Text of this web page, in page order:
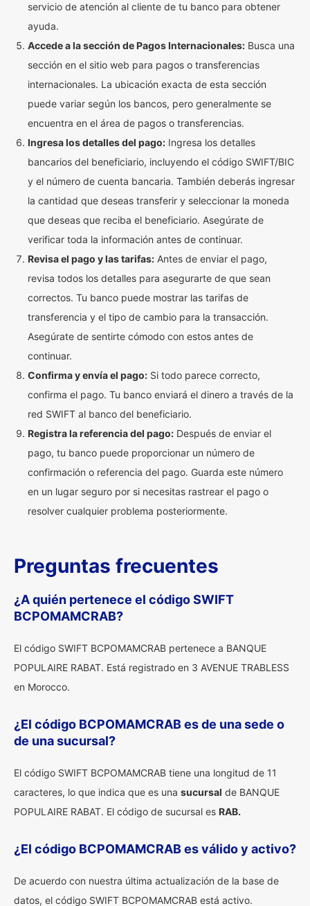
servicio de atención al cliente de tu banco para obtener
ayuda.
Accede a la sección de Pagos Internacionales: Busca una
sección en el sitio web para pagos o transferencias
internacionales. La ubicación exacta de esta sección
puede variar según los bancos, pero generalmente se
encuentra en el área de pagos o transferencias.
Ingresa los detalles del pago: Ingresa los detalles
bancarios del beneficiario, incluyendo el código SWIFT/BIC
y el número de cuenta bancaria. También deberás ingresar
la cantidad que deseas transferir y seleccionar la moneda
que deseas que reciba el beneficiario. Asegúrate de
verificar toda la información antes de continuar.
Revisa el pago y las tarifas: Antes de enviar el pago,
revisa todos los detalles para asegurarte de que sean
correctos. Tu banco puede mostrar las tarifas de
transferencia y el tipo de cambio para la transacción.
Asegúrate de sentirte cómodo con estos antes de
continuar.
Confirma y envía el pago: Si todo parece correcto,
confirma el pago. Tu banco enviará el dinero a través de la
red SWIFT al banco del beneficiario.
Registra la referencia del pago: Después de enviar el
pago, tu banco puede proporcionar un número de
confirmación o referencia del pago. Guarda este número
en un lugar seguro por si necesitas rastrear el pago o
resolver cualquier problema posteriormente.
Preguntas frecuentes
¿A quién pertenece el código SWIFT
BCPOMAMCRAB?
El código SWIFT BCPOMAMCRAB pertenece a BANQUE
POPULAIRE RABAT. Está registrado en 3 AVENUE TRABLESS
en Morocco.
¿El código BCPOMAMCRAB es de una sede o
de una sucursal?
El código SWIFT BCPOMAMCRAB tiene una longitud de 11
caracteres, lo que indica que es una sucursal de BANQUE
POPULAIRE RABAT. El código de sucursal es RAB.
¿El código BCPOMAMCRAB es válido y activo?
De acuerdo con nuestra última actualización de la base de
datos, el código SWIFT BCPOMAMCRAB está activo.